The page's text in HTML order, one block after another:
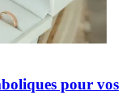
pour vos